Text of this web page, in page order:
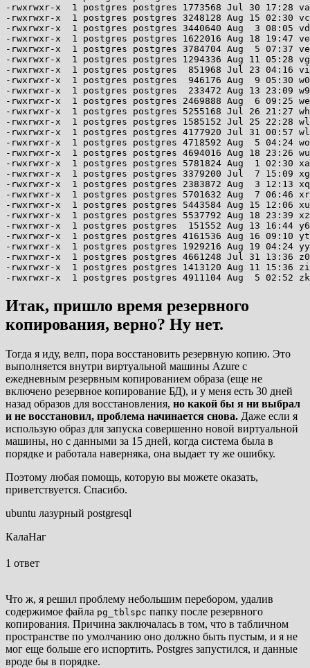
Итак, пришло время резервного
копирования, верно? Ну нет.
Тогда я иду, велп, пора восстановить резервную копию. Это
выполняется внутри виртуальной машины Azure с
ежедневным резервным копированием образа (еще не
включено резервное копирование БД), и у меня есть 30 дней
назад образов для восстановления, но какой бы я ни выбрал
и не восстановил, проблема начинается снова. Даже если я
использую образ для запуска совершенно новой виртуальной
машины, но с данными за 15 дней, когда система была в
порядке и работала наверняка, она выдает ту же ошибку.
Поэтому любая помощь, которую вы можете оказать,
приветствуется. Спасибо.
ubuntu лазурный postgresql
КалаНаг
1 ответ
Что ж, я решил проблему небольшим перебором, удалив
содержимое файла pg_tblspc папку после резервного
копирования. Причина заключалась в том, что в табличном
пространстве по умолчанию оно должно быть пустым, и я не
мог еще больше его испортить. Postgres запустился, и данные
вроде бы в порядке.